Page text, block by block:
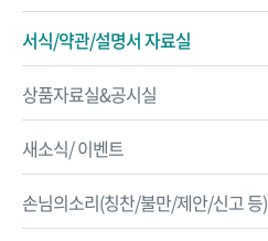
서식/약관/설명서 자료실
상품자료실&공시실
새소식/ 이벤트
손님의소리(칭찬/불만/제안/신고 등)